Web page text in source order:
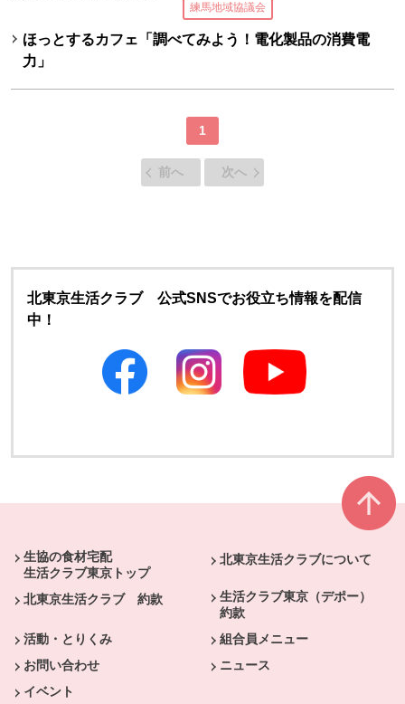
練馬地域協議会
ほっとするカフェ「調べてみよう！電化製品の消費電
力」
1
前へ 次へ
北東京生活クラブ 公式SNSでお役立ち情報を配信
中！
生協の食材宅配
生活クラブ東京トップ
北東京生活クラブについて
北東京生活クラブ 約款
生活クラブ東京（デポー）
約款
活動・とりくみ
組合員メニュー
お問い合わせ
ニュース
イベント